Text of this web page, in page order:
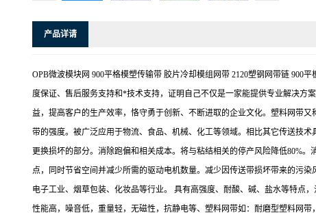
产品详请
OPB微波模块网 900平格模塑传输带 胶片冷却模组网带 2120塑钢网带链 900
度保证、售后服务支持和*技术支持，证明自己不仅是一家能提供专业解决方
益，提高客户的生产效率，恪守勇于创新、不断进取的企业文化。塑料网带
带的强度。被广泛应用于物流、食品、机械、化工等领域。相比其它传送技
更换损坏的部分。消除跑偏和相关成本。将与粘结相关的停产风险降低80%
点，同时节省空间并减少所需的驱动电机数量。减少因传送带损坏带来的污
电子工业、烟草包装、化妆品等行业。 具有高强度、耐酸、碱、盐水等特点
性能高，噪音低，重量轻，无磁性，抗静电等、塑料网带如：耐磨型塑料网